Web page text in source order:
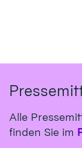
Alle
finden Sie im